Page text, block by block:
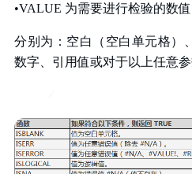
•VALUE 为需要进行检验的数值
分别为：空白（空白单元格）
数字、引用值或对于以上任意